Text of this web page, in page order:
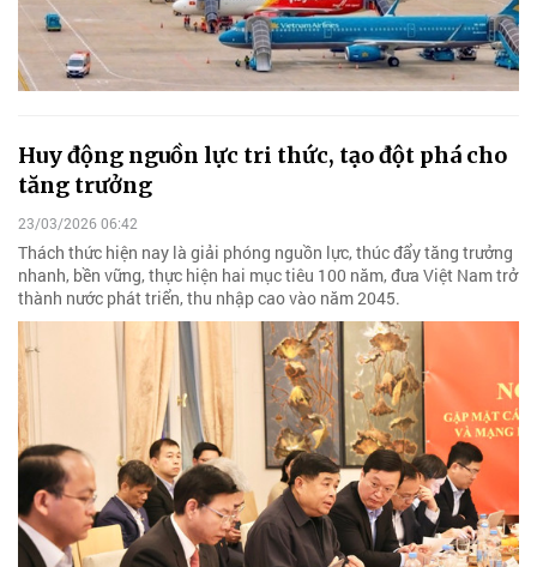
Huy động nguồn lực tri thức, tạo đột phá cho
tăng trưởng
23/03/2026 06:42
Thách thức hiện nay là giải phóng nguồn lực, thúc đẩy tăng trưởng
nhanh, bền vững, thực hiện hai mục tiêu 100 năm, đưa Việt Nam trở
thành nước phát triển, thu nhập cao vào năm 2045.